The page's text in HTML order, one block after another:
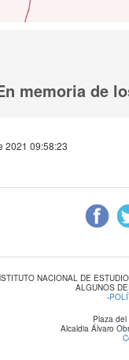
memoria de
2021 09:58:23
NACIONAL DE
ALGUNOS
-
Plaza
Alcaldia Álvaro